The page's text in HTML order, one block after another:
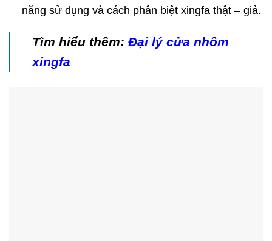
năng sử dụng và cách phân biệt xingfa thật – giả.
Tìm hiểu thêm: Đại lý cửa nhôm
xingfa